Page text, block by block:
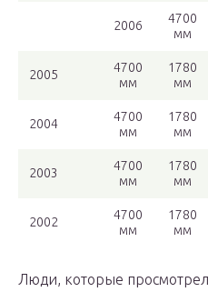
2006
4700
мм
2005
4700
мм
1780
мм
2004
4700
мм
1780
мм
2003
4700
мм
1780
мм
2002
4700
мм
1780
мм
Люди, которые